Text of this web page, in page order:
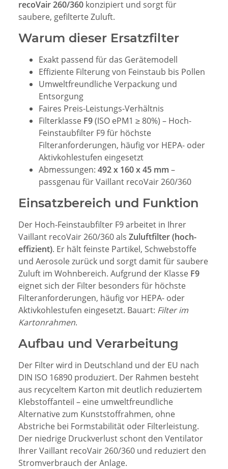
recoVair 260/360 konzipiert und sorgt für
saubere, gefilterte Zuluft.
Warum dieser Ersatzfilter
Exakt passend für das Gerätemodell
Effiziente Filterung von Feinstaub bis Pollen
Umweltfreundliche Verpackung und
Entsorgung
Faires Preis-Leistungs-Verhältnis
Filterklasse F9(ISO ePM1 ≥ 80%) – Hoch-
Feinstaubfilter F9 für höchste
Filteranforderungen, häufig vor HEPA- oder
Aktivkohlestufen eingesetzt
Abmessungen: 492 x 160 x 45 mm –
passgenau für Vaillant recoVair 260/360
Einsatzbereich und Funktion
Der Hoch-Feinstaubfilter F9 arbeitet in Ihrer
Vaillant recoVair 260/360 als Zuluftfilter (hoch-
effizient). Er hält feinste Partikel, Schwebstoffe
und Aerosole zurück und sorgt damit für saubere
Zuluft im Wohnbereich. Aufgrund der Klasse F9
eignet sich der Filter besonders für höchste
Filteranforderungen, häufig vor HEPA- oder
Aktivkohlestufen eingesetzt. Bauart: Filter im
Kartonrahmen.
Aufbau und Verarbeitung
Der Filter wird in Deutschland und der EU nach
DIN ISO 16890 produziert. Der Rahmen besteht
aus recyceltem Karton mit deutlich reduziertem
Klebstoffanteil – eine umweltfreundliche
Alternative zum Kunststoffrahmen, ohne
Abstriche bei Formstabilität oder Filterleistung.
Der niedrige Druckverlust schont den Ventilator
Ihrer Vaillant recoVair 260/360 und reduziert den
Stromverbrauch der Anlage.